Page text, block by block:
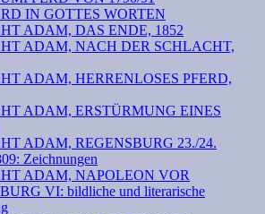
IN GOTTES WORTEN
ADAM, DAS ENDE, 1852
ADAM, NACH DER SCHLACHT,
ADAM, HERRENLOSES PFERD,
ADAM, ERSTÜRMUNG EINES
ADAM, REGENSBURG 23./24.
Zeichnungen
ADAM, NAPOLEON VOR
VI: bildliche und literarische